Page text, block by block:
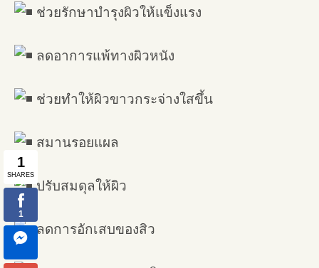
ช่วยรักษาบำรุงผิวให้แข็งแรง
ลดอาการแพ้ทางผิวหนัง
ช่วยทำให้ผิวขาวกระจ่างใสขึ้น
สมานรอยแผล
ปรับสมดุลให้ผิว
ลดการอักเสบของสิว